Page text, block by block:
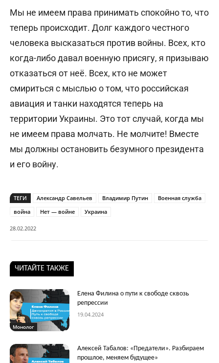
Мы не имеем права принимать спокойно то, что
теперь происходит. Долг каждого честного
человека высказаться против войны. Всех, кто
когда-либо давал военную присягу, я призываю
отказаться от неё. Всех, кто не может
смириться с мыслью о том, что российская
авиация и танки находятся теперь на
территории Украины. Это тот случай, когда мы
не имеем права молчать. Не молчите! Вместе
мы должны остановить безумного президента
и его войну.
ТЕГИ Александр Савельев Владимир Путин
Военная служба
война
Нет — войне Украина
28.02.2022
ЧИТАЙТЕ ТАКЖЕ
Монолог
Елена Филина о пути к свободе сквозь
репрессии
19.04.2024
Алексей Табалов: «Предатели». Разбираем
прошлое, меняем будущее»